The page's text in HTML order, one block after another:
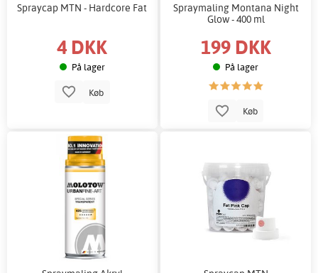
Spraycap MTN - Hardcore Fat
4 DKK
På lager
Køb
Spraymaling Montana Night
Glow - 400 ml
199 DKK
På lager
Køb